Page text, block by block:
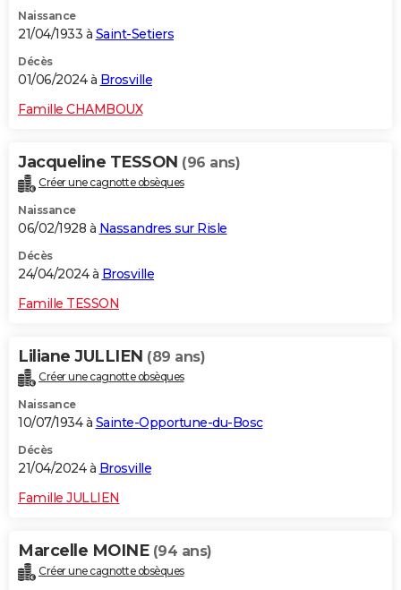
Naissance
21/04/1933 à Saint-Setiers
Décès
01/06/2024 à Brosville
Famille CHAMBOUX
Jacqueline TESSON (96 ans)
Créer une cagnotte obsèques
Naissance
06/02/1928 à Nassandres sur Risle
Décès
24/04/2024 à Brosville
Famille TESSON
Liliane JULLIEN (89 ans)
Créer une cagnotte obsèques
Naissance
10/07/1934 à Sainte-Opportune-du-Bosc
Décès
21/04/2024 à Brosville
Famille JULLIEN
Marcelle MOINE (94 ans)
Créer une cagnotte obsèques